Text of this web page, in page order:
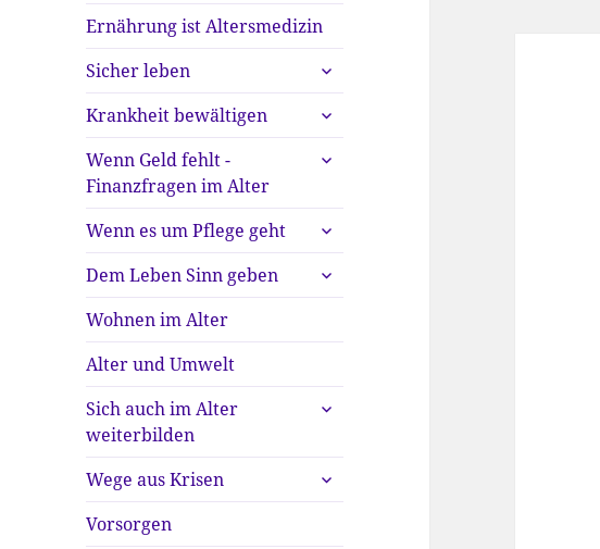
Ernährung ist Altersmedizin
Sicher leben
untermenü
anzeigen
Krankheit bewältigen
untermenü
anzeigen
Wenn Geld fehlt -
Finanzfragen im Alter
untermenü
Wenn es um Pflege geht
untermenü
anzeigen
Dem Leben Sinn geben
untermenü
anzeigen
Wohnen im Alter
Alter und Umwelt
Sich auch im Alter
weiterbilden
untermenü
Wege aus Krisen
untermenü
anzeigen
Vorsorgen